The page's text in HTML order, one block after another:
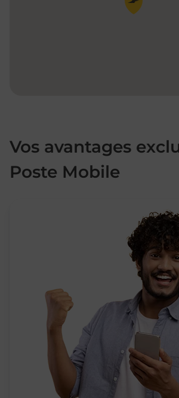
Vos avantages
Poste Mobile